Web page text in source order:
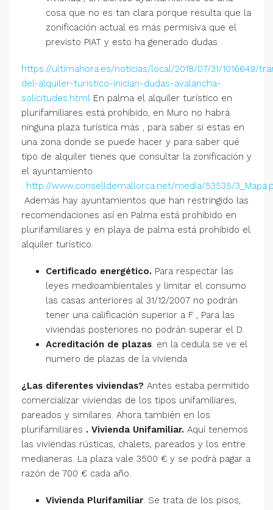
cosa que no es tan clara porque resulta que la
zonificación actual es más permisiva que el
previsto PIAT y esto ha generado dudas .
https://ultimahora.es/noticias/local/2018/07/31/1016649/
del-alquiler-turistico-inician-dudas-avalancha-
solicitudes.html En palma el alquiler turístico en
plurifamiliares está prohibido, en Muro no habrá
ninguna plaza turística más , para saber si estas en
una zona donde se puede hacer y para saber qué
tipo de alquiler tienes que consultar la zonificación y
el ayuntamiento
. http://www.conselldemallorca.net/media/53535/
Además hay ayuntamientos que han restringido las
recomendaciones así en Palma está prohibido en
plurifamiliares y en playa de palma está prohibido el
alquiler turístico.
Certificado energético. Para respectar las
leyes medioambientales y limitar el consumo
las casas anteriores al 31/12/2007 no podrán
tener una calificación superior a F , Para las
viviendas posteriores no podrán superar el D.
Acreditación de plazas. en la cedula se ve el
numero de plazas de la vivienda
¿Las diferentes viviendas? Antes estaba permitido
comercializar viviendas de los tipos unifamiliares,
pareados y similares. Ahora también en los
plurifamiliares . Vivienda Unifamiliar. Aquí tenemos
las viviendas rústicas, chalets, pareados y los entre
medianeras. La plaza vale 3500 € y se podrá pagar a
razón de 700 € cada año.
Vivienda Plurifamiliar. Se trata de los pisos,